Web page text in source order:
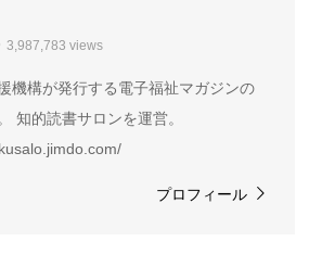
3,987,783 views
機構が発行する電子福祉マガジンの
知的読書サロンを運営。
プロフィール